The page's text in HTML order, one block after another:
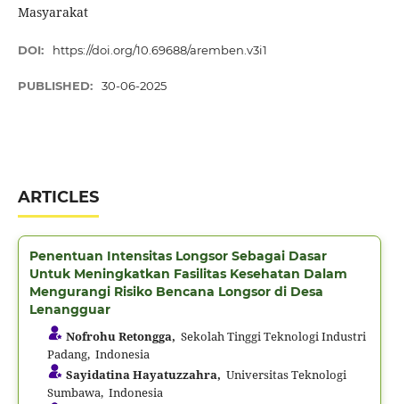
Masyarakat
DOI: https://doi.org/10.69688/aremben.v3i1
PUBLISHED: 30-06-2025
ARTICLES
Penentuan Intensitas Longsor Sebagai Dasar
Untuk Meningkatkan Fasilitas Kesehatan Dalam
Mengurangi Risiko Bencana Longsor di Desa
Lenangguar
Nofrohu Retongga, Sekolah Tinggi Teknologi Industri
Padang, Indonesia
Sayidatina Hayatuzzahra, Universitas Teknologi
Sumbawa, Indonesia